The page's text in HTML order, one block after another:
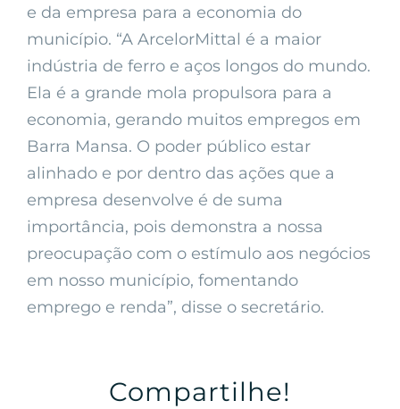
e da empresa para a economia do
município. “A ArcelorMittal é a maior
indústria de ferro e aços longos do mundo.
Ela é a grande mola propulsora para a
economia, gerando muitos empregos em
Barra Mansa. O poder público estar
alinhado e por dentro das ações que a
empresa desenvolve é de suma
importância, pois demonstra a nossa
preocupação com o estímulo aos negócios
em nosso município, fomentando
emprego e renda”, disse o secretário.
Compartilhe!